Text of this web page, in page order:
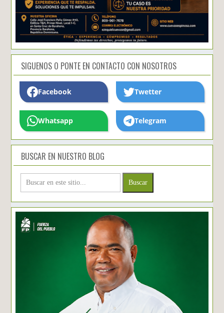
SIGUENOS O PONTE EN CONTACTO CON NOSOTROS
Facebook Twetter
Whatsapp Telegram
BUSCAR EN NUESTRO BLOG